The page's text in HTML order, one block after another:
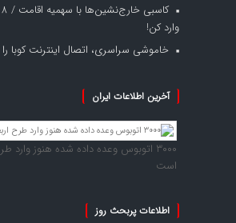
وارد کن!
خاموشی سراسری، اتصال اینترنت کوبا
آخرین اطلاعات ایران
۳۰۰۰ اتوبوس وعده داده شده هنوز وارد
است
اطلاعات پربحث روز